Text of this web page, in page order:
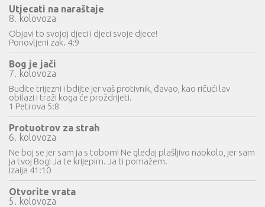
Utjecati na naraštaje
8. kolovoza
Objavi to svojoj djeci i djeci svoje djece!
Ponovljeni zak. 4:9
Bog je jači
7. kolovoza
Budite trijezni i bdijte jer vaš protivnik, đavao, kao ričući lav
obilazi i traži koga će proždrijeti.
1 Petrova 5:8
Protuotrov za strah
6. kolovoza
Ne boj se jer sam ja s tobom! Ne gledaj plašljivo naokolo, jer sam
ja tvoj Bog! Ja te krijepim. Ja ti pomažem.
Izaija 41:10
Otvorite vrata
5. kolovoza